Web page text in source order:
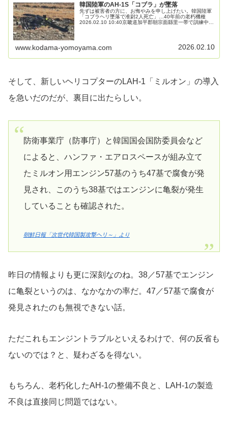
韓国陸軍のAH-1S「コブラ」が墜落
先ずは被害者の方に、お悔やみを申し上げたい。韓国陸軍
「コブラヘリ墜落で准尉2人死亡」…40年前の老朽機種
2026.02.10 10:40京畿道加平郡朝宗面縣里一帯で訓練中だ
www.kodama-yomoyama.com 2026.02.10
そして、新しいヘリコプターのLAH-1「ミルオン」の導入
を急いだのだが、裏目に出たらしい。
防衛事業庁（防事庁）と韓国国会国防委員会など
によると、ハンファ・エアロスペースが組み立て
たミルオン用エンジン57基のうち47基で腐食が発
見され、このうち38基ではエンジンに亀裂が発生
していることも確認された。
朝鮮日報「次世代韓国製攻撃ヘリ～」より
昨日の情報よりも更に深刻なのね。38／57基でエンジン
に亀裂というのは、なかなかの率だ。47／57基で腐食が
発見されたのも無視できない話。
ただこれもエンジントラブルといえるわけで、何の反省も
ないのでは？と、疑わざるを得ない。
もちろん、老朽化したAH-1の整備不良と、LAH-1の製造
不良は直接同じ問題ではない。